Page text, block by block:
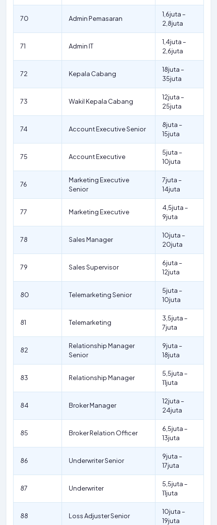
70 Admin Pemasaran
1,6juta –
2,8juta
71 Admin IT
1,4juta –
2,6juta
72 Kepala Cabang
18juta –
35juta
73 Wakil Kepala Cabang
12juta –
25juta
74 Account Executive Senior
8juta –
15juta
75 Account Executive
5juta –
10juta
76
Marketing Executive
Senior
7juta –
14juta
77 Marketing Executive
4,5juta –
9juta
78 Sales Manager
10juta –
20juta
79 Sales Supervisor
6juta –
12juta
80 Telemarketing Senior
5juta –
10juta
81 Telemarketing
3,5juta –
7juta
82
Relationship Manager
Senior
9juta –
18juta
83 Relationship Manager
5,5juta –
11juta
84 Broker Manager
12juta –
24juta
85 Broker Relation Officer
6,5juta –
13juta
86 Underwriter Senior
9juta –
17juta
87 Underwriter
5,5juta –
11juta
88 Loss Adjuster Senior
10juta –
19juta